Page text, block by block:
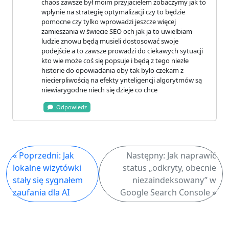
chaos zawsze był moim przyjacielem zobaczymy jak to
wpłynie na strategię optymalizacji czy to będzie
pomocne czy tylko wprowadzi jeszcze więcej
zamieszania w świecie SEO och jak ja to uwielbiam
ludzie znowu będą musieli dostosować swoje
podejście a to zawsze prowadzi do ciekawych sytuacji
kto wie może coś się popsuje i będą z tego niezłe
historie do opowiadania oby tak było czekam z
niecierpliwością na efekty ynteligencji algorytmów są
niewiarygodne niech się dzieje co chce
Odpowiedz
« Poprzedni: Jak
lokalne wizytówki
stały się sygnałem
zaufania dla AI
Następny: Jak naprawić
status „odkryty, obecnie
niezaindeksowany” w
Google Search Console »